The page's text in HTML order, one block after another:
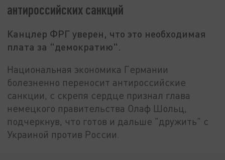
антироссийских санкций
Канцлер ФРГ уверен, что это необходимая
плата за "демократию".
Национальная экономика Германии
болезненно переносит антироссийские
санкции, с скрепя сердце признал глава
немецкого правительства Олаф Шольц,
подчеркнув, что готов и дальше "дружить" с
Украиной против России.